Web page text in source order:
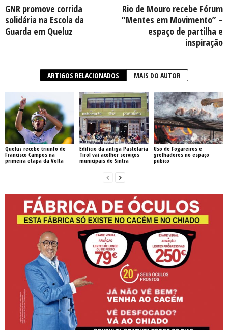
GNR promove corrida
solidária na Escola da
Guarda em Queluz
Rio de Mouro recebe Fórum
“Mentes em Movimento” –
espaço de partilha e
inspiração
ARTIGOS RELACIONADOS MAIS DO AUTOR
Queluz recebe triunfo de
Francisco Campos na
primeira etapa da Volta
Edifício da antiga Pastelaria
Tirol vai acolher serviços
municipais de Sintra
Uso de Fogareiros e
grelhadores no espaço
púbico